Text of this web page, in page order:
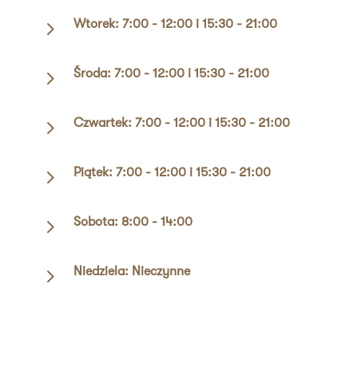
5 Wtorek: 7:00 - 12:00 i 15:30 - 21:00
5 Środa: 7:00 - 12:00 i 15:30 - 21:00
5 Czwartek: 7:00 - 12:00 i 15:30 - 21:00
5 Piątek: 7:00 - 12:00 i 15:30 - 21:00
5 Sobota: 8:00 - 14:00
5 Niedziela: Nieczynne